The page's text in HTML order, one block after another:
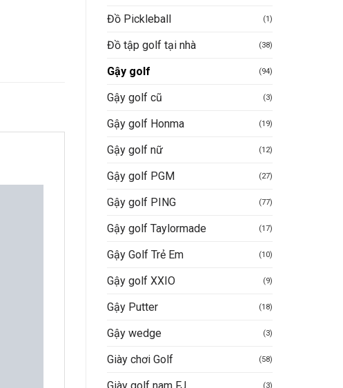
Đồ Pickleball (1)
Đồ tập golf tại nhà (38)
Gậy golf (94)
Gậy golf cũ (3)
Gậy golf Honma (19)
Gậy golf nữ (12)
Gậy golf PGM (27)
Gậy golf PING (77)
Gậy golf Taylormade (17)
Gậy Golf Trẻ Em (10)
Gậy golf XXIO (9)
Gậy Putter (18)
Gậy wedge (3)
Giày chơi Golf (58)
Giày golf nam FJ (3)